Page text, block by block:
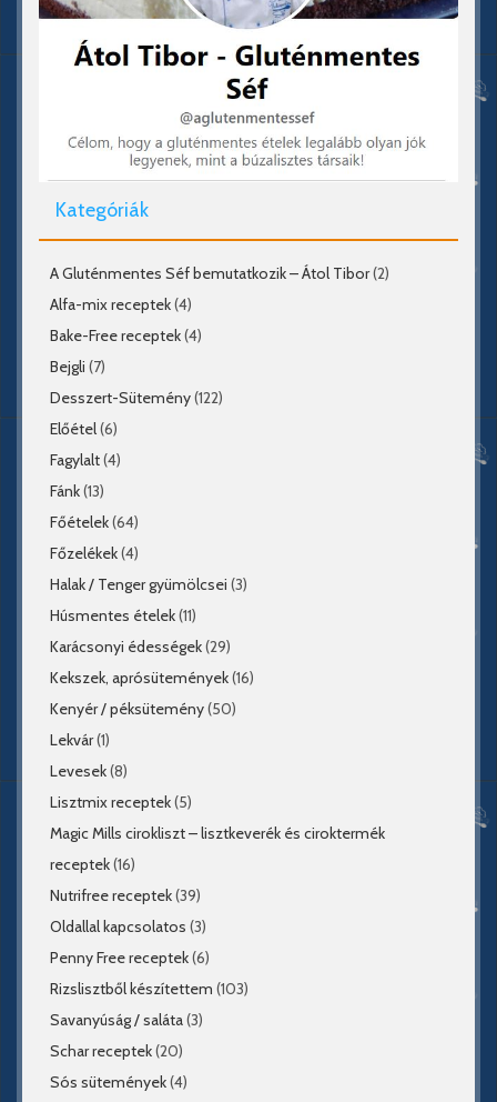
Kategóriák
A Gluténmentes Séf bemutatkozik – Átol Tibor(2)
Alfa-mix receptek(4)
Bake-Free receptek(4)
Bejgli (7)
Desszert-Sütemény(122)
Előétel(6)
Fagylalt(4)
Fánk(13)
Főételek(64)
Főzelékek(4)
Halak / Tenger gyümölcsei (3)
Húsmentes ételek(11)
Karácsonyi édességek(29)
Kekszek, aprósütemények(16)
Kenyér / péksütemény(50)
Lekvár(1)
Levesek(8)
Lisztmix receptek(5)
Magic Mills cirokliszt – lisztkeverék és ciroktermék
receptek(16)
Nutrifree receptek(39)
Oldallal kapcsolatos (3)
Penny Free receptek(6)
Rizslisztből készítettem (103)
Savanyúság / saláta(3)
Schar receptek(20)
Sós sütemények(4)